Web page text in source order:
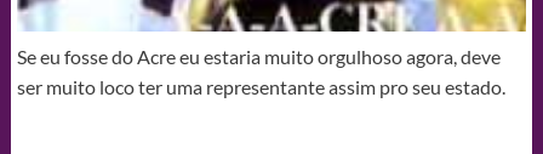
Se eu fosse do Acre eu estaria muito orgulhoso agora, deve
ser muito loco ter uma representante assim pro seu estado.